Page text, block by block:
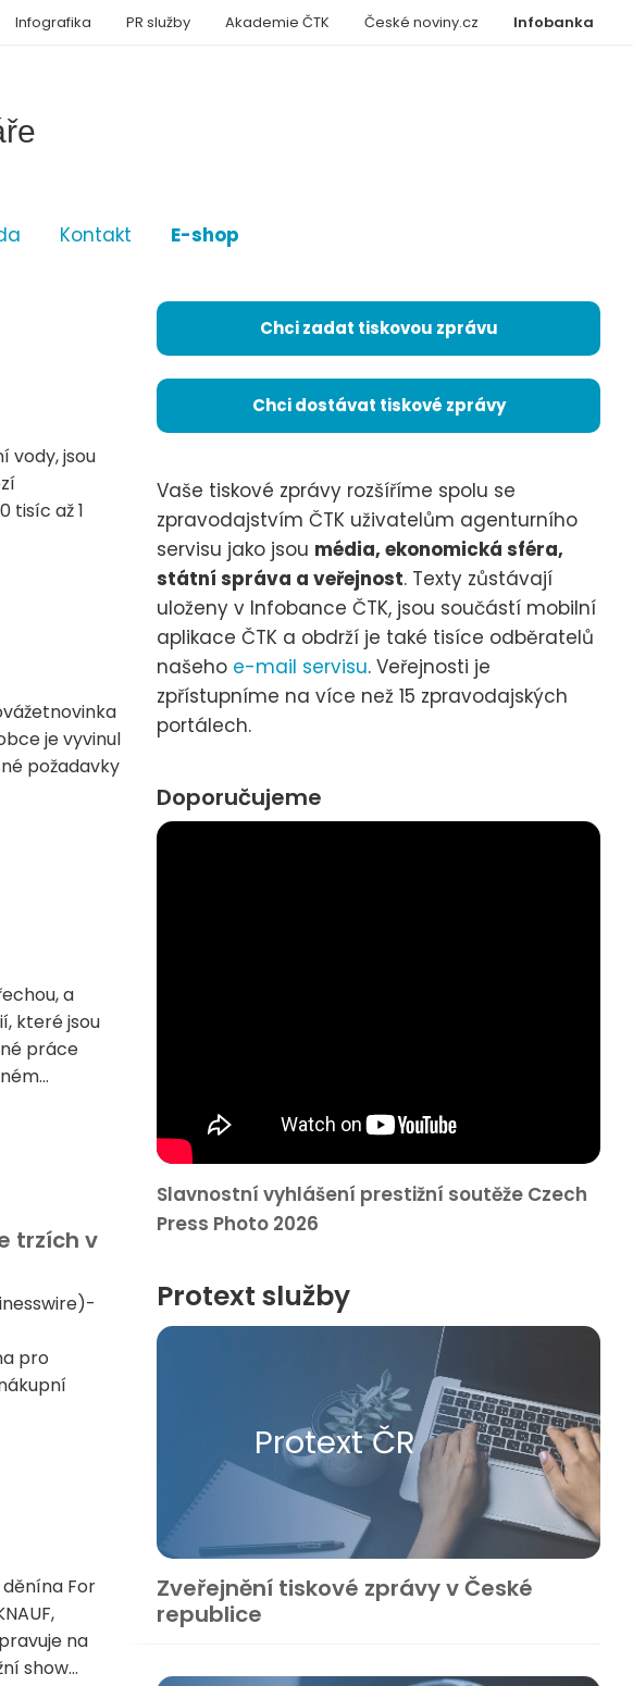
Kontakt E-shop
Infobanka
Infografika PR služby Akademie ČTK České noviny.cz
vody, jsou
tisíc až 1
je vyvinul
požadavky
a
které jsou
práce
trzích v
pro
děnína For
na
show...
Chci zadat tiskovou zprávu
Chci dostávat tiskové zprávy
Vaše tiskové zprávy rozšíříme spolu se
zpravodajstvím ČTK uživatelům agenturního
servisu jako jsou média, ekonomická sféra,
státní správa a veřejnost. Texty zůstávají
uloženy v Infobance ČTK, jsou součástí mobilní
aplikace ČTK a obdrží je také tisíce odběratelů
našeho e-mail servisu. Veřejnosti je
zpřístupníme na více než 15 zpravodajských
portálech.
Doporučujeme
Slavnostní vyhlášení prestižní soutěže Czech
Press Photo 2026
Protext služby
Protext ČR
Zveřejnění tiskové zprávy v České
republice